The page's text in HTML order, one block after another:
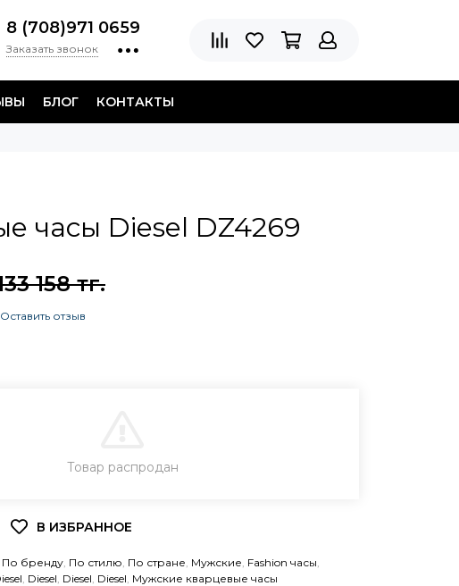
8 (708)971 0659
Заказать звонок
БЛОГ КОНТАКТЫ
часы Diesel DZ4269
158 тг.
Оставить отзыв
ЗАКАЗ В ОДИН КЛИК
Товар распродан
По бренду По стилю По стране Мужские Fashion часы
Diesel Diesel Diesel Мужские кварцевые часы